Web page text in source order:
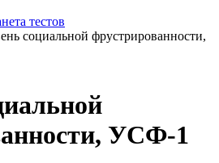
тестов
социальной фрустрированности,
УСФ-1